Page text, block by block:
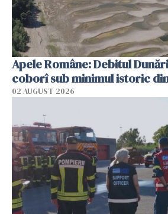
Apele Române: Debitul
coborî sub minimul istoric
02 AUGUST 2026